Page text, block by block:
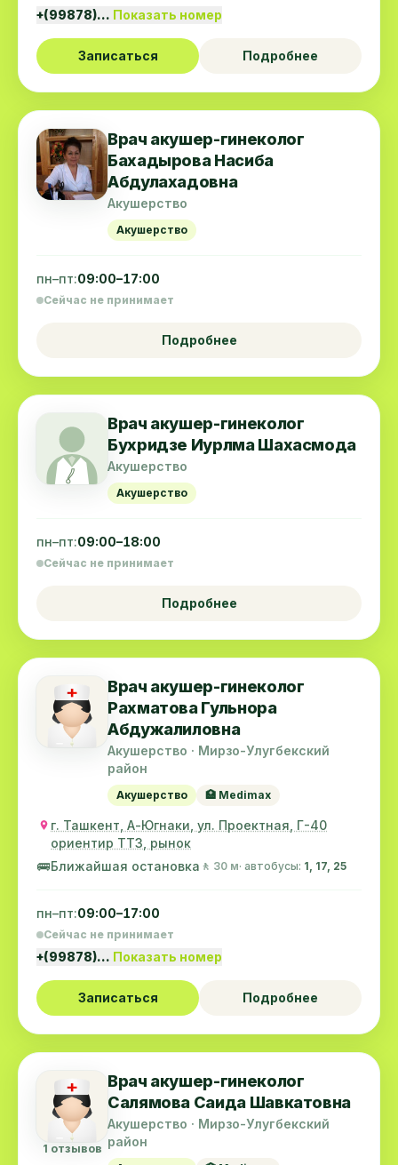
+(99878)… Показать номер
Записаться Подробнее
Врач акушер-гинеколог
Бахадырова Насиба
Абдулахадовна
Акушерство
Акушерство
пн–пт:09:00–17:00
Сейчас не принимает
Подробнее
Врач акушер-гинеколог
Бухридзе Иурлма Шахасмода
Акушерство
Акушерство
пн–пт:09:00–18:00
Сейчас не принимает
Подробнее
Врач акушер-гинеколог
Рахматова Гульнора
Абдужалиловна
Акушерство · Мирзо-Улугбекский
район
Акушерство 🏥 Medimax
г. Ташкент, А-Югнаки, ул. Проектная, Г-40
ориентир ТТЗ, рынок
🚌Ближайшая остановка 🚶 30 м· автобусы: 1, 17, 25
пн–пт:09:00–17:00
Сейчас не принимает
+(99878)… Показать номер
Записаться Подробнее
1 отзывов
Врач акушер-гинеколог
Салямова Саида Шавкатовна
Акушерство · Мирзо-Улугбекский
район